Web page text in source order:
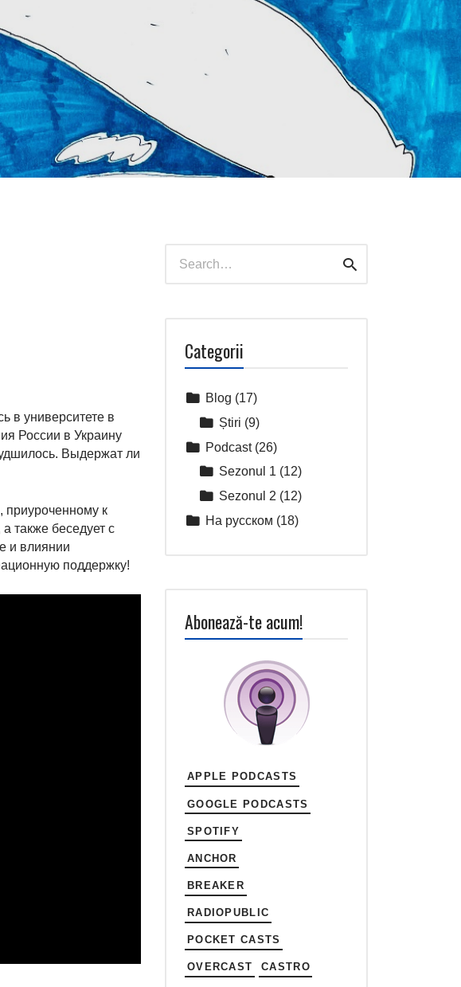
в университете в
России в Украину
Выдержат ли
приуроченному к
также беседует с
и влиянии
поддержку!
for:
Search
Categorii
Blog (17)
Știri (9)
Podcast(26)
Sezonul 1 (12)
Sezonul 2 (12)
На русском (18)
Abonează-te acum!
APPLE PODCASTS
GOOGLE PODCASTS
SPOTIFY
ANCHOR
BREAKER
RADIOPUBLIC
POCKET CASTS
OVERCAST CASTRO